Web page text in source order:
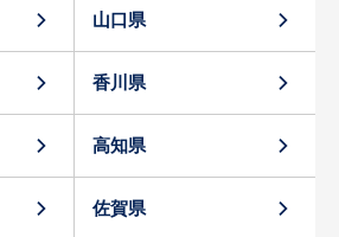
山口県
香川県
高知県
佐賀県